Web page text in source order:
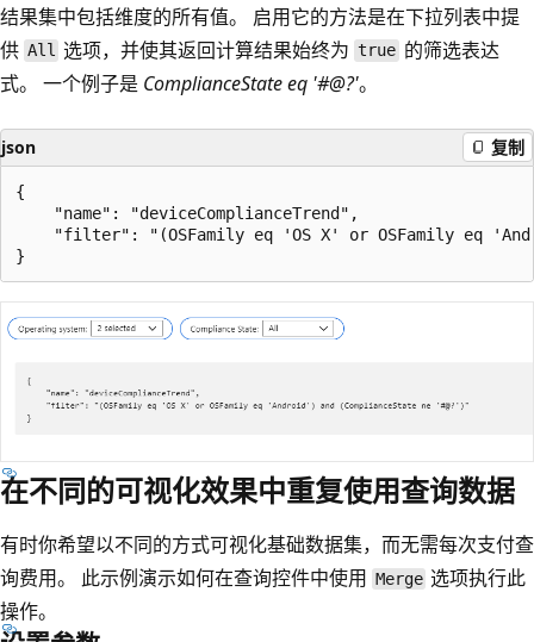
结果集中包括维度的所有值。 启用它的方法是在下拉列表中提
供 All 选项，并使其返回计算结果始终为true的筛选表达
式。 一个例子是 ComplianceState eq '#@?'。
json 复制
{
    "name": "deviceComplianceTrend",
"filter": "(OSFamily eq 'OS X' or OSFamily eq
在不同的可视化效果中重复使用查询数据
有时你希望以不同的方式可视化基础数据集，而无需每次支付查
询费用。 此示例演示如何在查询控件中使用 Merge 选项执行此
操作。